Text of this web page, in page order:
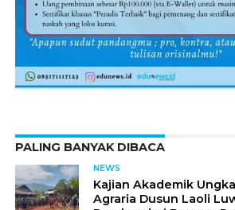
PALING BANYAK DIBACA
NEWS
Kajian Akademik
Agraria Dusun Laoli